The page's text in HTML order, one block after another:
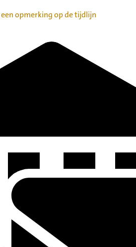
opmerking op de tijdlijn